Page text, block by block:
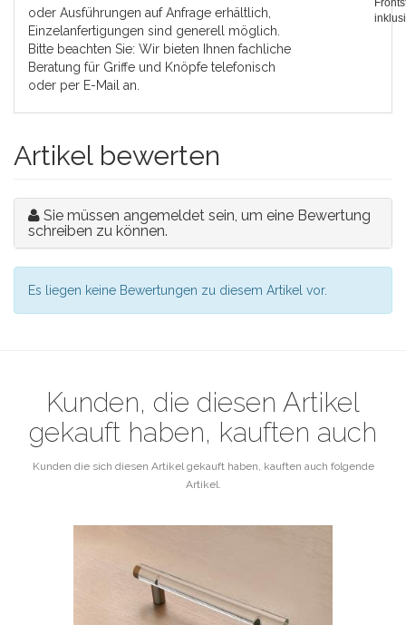
oder Ausführungen auf Anfrage erhältlich,
Einzelanfertigungen sind generell möglich.
Bitte beachten Sie: Wir bieten Ihnen fachliche
Beratung für Griffe und Knöpfe telefonisch
oder per E-Mail an.
Artikel bewerten
Sie müssen angemeldet sein, um eine Bewertung
schreiben zu können.
Es liegen keine Bewertungen zu diesem Artikel vor.
Kunden, die diesen Artikel
gekauft haben, kauften auch
Kunden die sich diesen Artikel gekauft haben, kauften auch folgende
Artikel.